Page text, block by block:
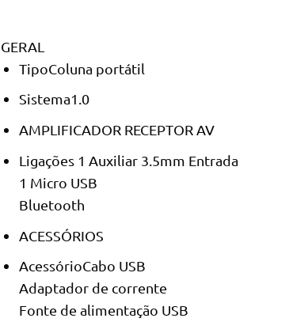
GERAL
TipoColuna portátil
Sistema1.0
AMPLIFICADOR RECEPTOR AV
Ligações 1 Auxiliar 3.5mm Entrada
1 Micro USB
Bluetooth
ACESSÓRIOS
AcessórioCabo USB
Adaptador de corrente
Fonte de alimentação USB